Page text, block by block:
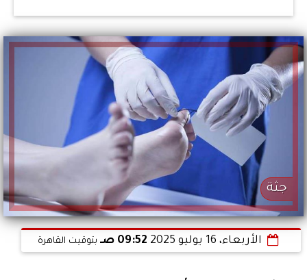
جثة
الأربعاء، 16 يوليو 2025 09:52 صـ بتوقيت القاهرة